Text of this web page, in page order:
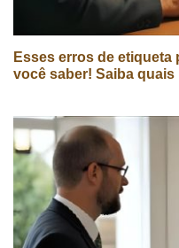
Esses erros de
você saber! Saiba quais